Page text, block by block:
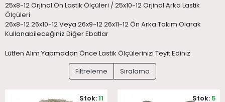
25x8-12 Orjinal Ön Lastik Ölçüleri / 25x10-12 Orjinal Arka Lastik
Ölçüleri
26x8-12 26x10-12 Veya 26x9-12 26x11-12 Ön Arka Takım Olarak
Kullanabileceğiniz Diğer Ebatlar
Lütfen Alım Yapmadan Önce Lastik Ölçülerinizi Teyit Ediniz
Filtreleme
Sıralama
Stok:11 Stok: 5